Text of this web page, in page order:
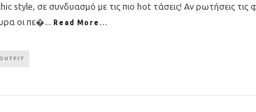
style, σε συνδυασμό με τις πιο hot τάσεις! Αν ρωτήσεις τις
οι πε�... Read More...